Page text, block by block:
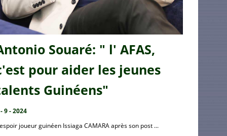
Souaré: " l' AFAS,
pour aider les jeunes
Guinéens"
9 - 2024
joueur guinéen Issiaga CAMARA après son post ...